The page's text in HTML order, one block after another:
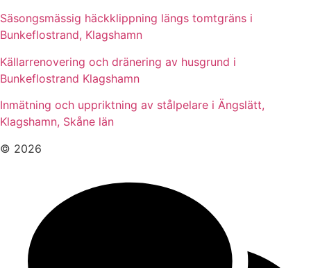
Säsongsmässig häckklippning längs tomtgräns i
Bunkeflostrand, Klagshamn
Källarrenovering och dränering av husgrund i
Bunkeflostrand Klagshamn
Inmätning och uppriktning av stålpelare i Ängslätt,
Klagshamn, Skåne län
© 2026